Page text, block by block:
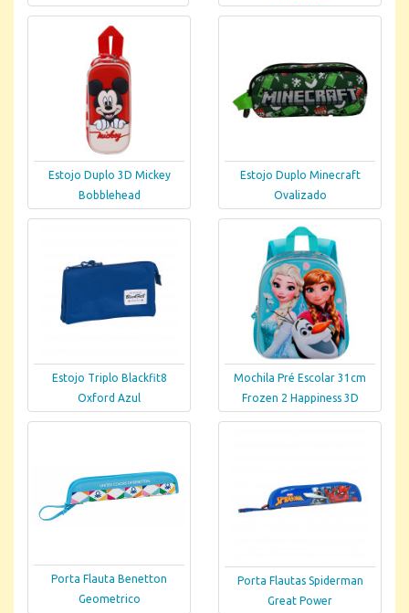
Estojo Duplo 3D Mickey
Bobblehead
Estojo Duplo Minecraft
Ovalizado
Estojo Triplo Blackfit8
Oxford Azul
Mochila Pré Escolar 31cm
Frozen 2 Happiness 3D
Porta Flauta Benetton
Geometrico
Porta Flautas Spiderman
Great Power